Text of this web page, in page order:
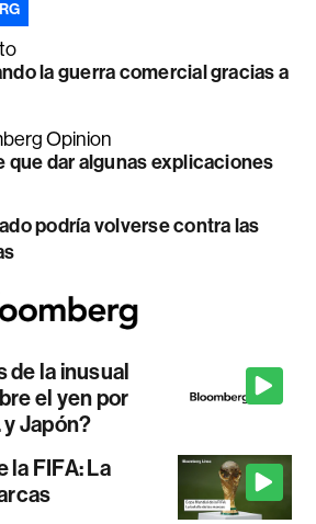
la guerra comercial gracias a
Opinion
que dar algunas explicaciones
podría volverse contra las
de la inusual
el yen por
y Japón?
la FIFA: La